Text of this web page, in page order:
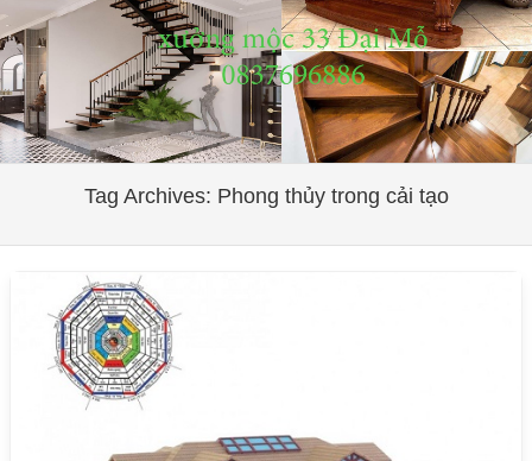
Tag Archives: Phong thủy trong cải tạo